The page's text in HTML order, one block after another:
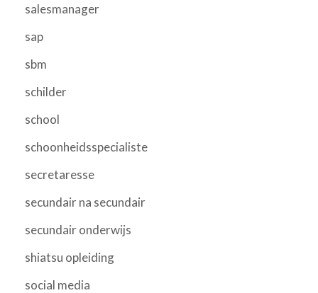
salesmanager
sap
sbm
schilder
school
schoonheidsspecialiste
secretaresse
secundair na secundair
secundair onderwijs
shiatsu opleiding
social media